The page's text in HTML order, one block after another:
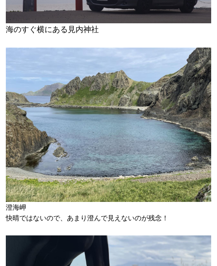
海のすぐ横にある 見内神社
澄海岬
快晴ではないので、あまり澄んで見えないのが残念！